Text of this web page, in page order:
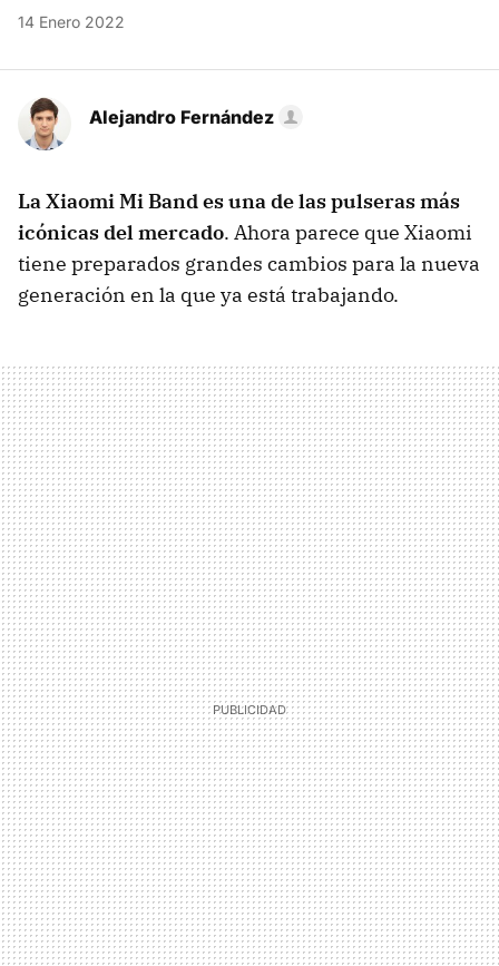
14 Enero 2022
Alejandro Fernández
La Xiaomi Mi Band es una de las pulseras más
icónicas del mercado. Ahora parece que Xiaomi
tiene preparados grandes cambios para la nueva
generación en la que ya está trabajando.